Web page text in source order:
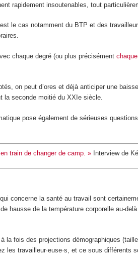
rapidement insoutenables, tout
le cas notamment du BTP et des
chaque degré (ou plus précisément
on peut d’ores et déjà anticiper une
la seconde moitié du XXIe siècle.
pose également de sérieuses
train de changer de camp. » Interview de
concerne la santé au travail sont
hausse de la température corporelle au-
la fois des projections démographiques
les travailleur·euse·s, et ce sous différents